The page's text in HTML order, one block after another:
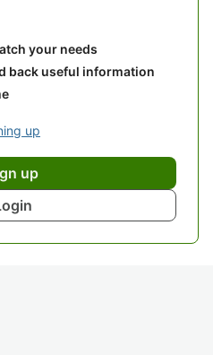
your needs
back useful information
up
up